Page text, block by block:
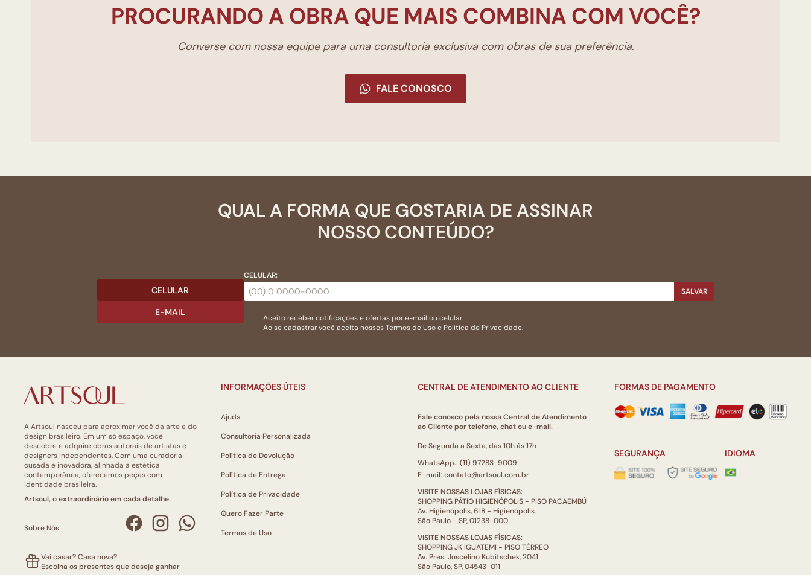
PROCURANDO A OBRA QUE MAIS COMBINA COM VOCÊ?
Converse com nossa equipe para uma consultoria exclusíva com obras de sua preferência.
FALE CONOSCO
QUAL A FORMA QUE GOSTARIA DE ASSINAR
NOSSO CONTEÚDO?
CELULAR
E-MAIL
CELULAR:
SALVAR
Aceito receber notificações e ofertas por e-mail ou celular.
Ao se cadastrar você aceita nossosTermos de Usoe Politica de Privacidade.
A Artsoul nasceu para aproximar você da arte e do
design brasileiro. Em um só espaço, você
descobre e adquire obras autorais de artistas e
designers independentes. Com uma curadoria
ousada e inovadora, alinhada à estética
contemporânea, oferecemos peças com
identidade brasileira.
Artsoul, o extraordinário em cada detalhe.
Sobre Nós
Vai casar? Casa nova?
Escolha os presentes que deseja ganhar
INFORMAÇÕES ÚTEIS
Ajuda
Consultoria Personalizada
Política de Devolução
Política de Entrega
Política de Privacidade
Quero Fazer Parte
Termos de Uso
CENTRAL DE ATENDIMENTO AO CLIENTE
Fale conosco pela nossa Central de Atendimento
ao Cliente por telefone, chat ou e-mail.
De Segunda a Sexta, das 10h às 17h
WhatsApp.: (11) 97283-9009
E-mail: contato@artsoul.com.br
VISITE NOSSAS LOJAS FÍSICAS:
SHOPPING PÁTIO HIGIENÓPOLIS - PISO PACAEMBÚ
Av. Higienópolis, 618 - Higienópolis
São Paulo - SP, 01238-000
VISITE NOSSAS LOJAS FÍSICAS:
SHOPPING JK IGUATEMI - PISO TÉRREO
Av. Pres. Juscelino Kubitschek, 2041
São Paulo, SP, 04543-011
FORMAS DE PAGAMENTO
SEGURANÇA IDIOMA